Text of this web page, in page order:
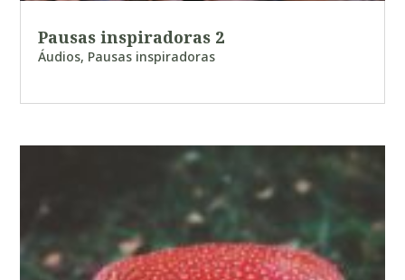
Pausas inspiradoras 2
Áudios, Pausas inspiradoras